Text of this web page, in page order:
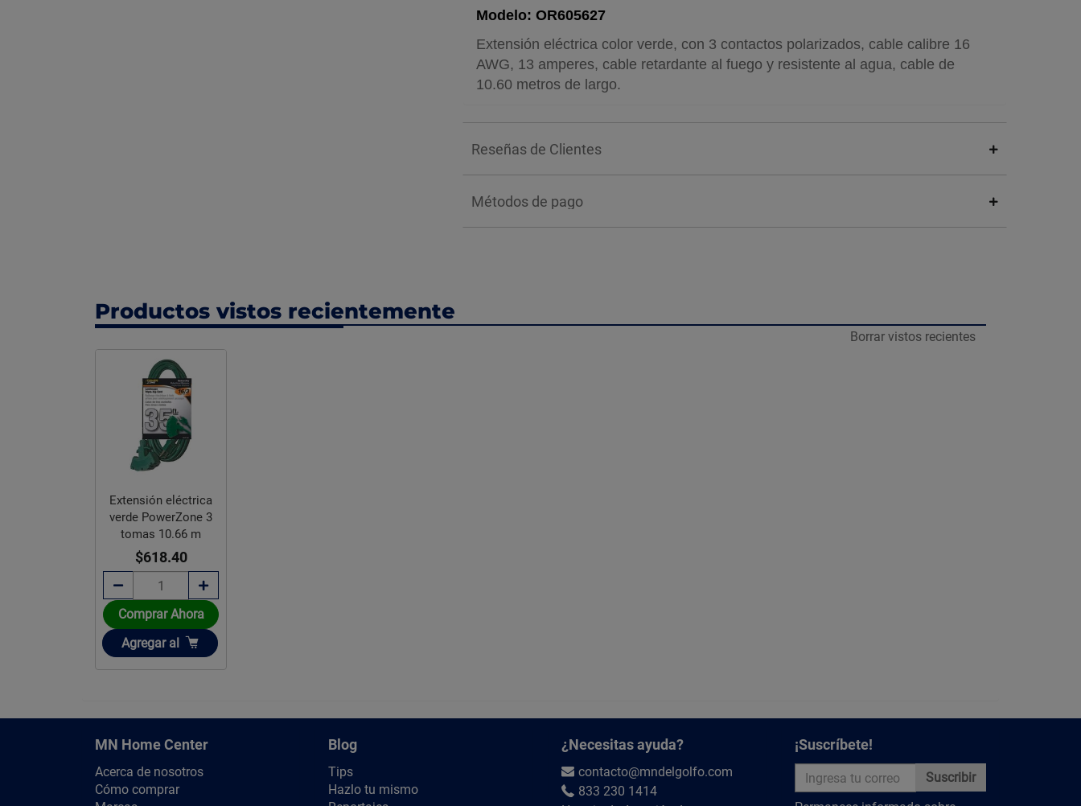
Modelo: OR605627
Extensión eléctrica color verde, con 3 contactos polarizados, cable calibre 16
AWG, 13 amperes, cable retardante al fuego y resistente al agua, cable de
10.60 metros de largo.
Reseñas de Clientes
Métodos de pago
Productos vistos recientemente
Borrar vistos recientes
Extensión eléctrica
verde PowerZone 3
tomas 10.66 m
$618.40
Comprar Ahora
Añadir
Agregar al
MN Home Center
Acerca de nosotros
Cómo comprar
Blog
Tips
Hazlo tu mismo
¿Necesitas ayuda?
contacto@mndelgolfo.com
833 230 1414
¡Suscríbete!
Suscribir